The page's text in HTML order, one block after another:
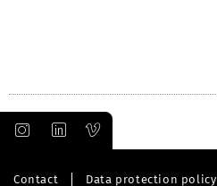
Contact Data protection policy